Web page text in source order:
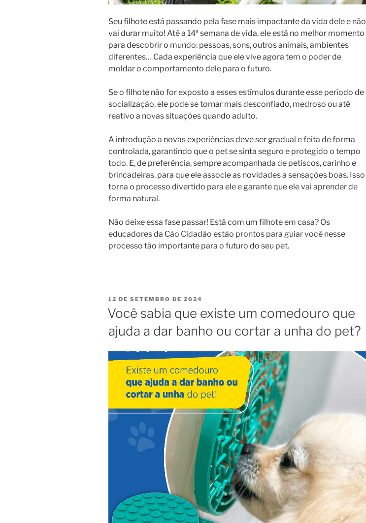
Seu filhote está passando pela fase mais impactante da vida dele e não
vai durar muito! Até a 14ª semana de vida, ele está no melhor momento
para descobrir o mundo: pessoas, sons, outros animais, ambientes
diferentes… Cada experiência que ele vive agora tem o poder de
moldar o comportamento dele para o futuro.
Se o filhote não for exposto a esses estímulos durante esse período de
socialização, ele pode se tornar mais desconfiado, medroso ou até
reativo a novas situações quando adulto.
A introdução a novas experiências deve ser gradual e feita de forma
controlada, garantindo que o pet se sinta seguro e protegido o tempo
todo. E, de preferência, sempre acompanhada de petiscos, carinho e
brincadeiras, para que ele associe as novidades a sensações boas. Isso
torna o processo divertido para ele e garante que ele vai aprender de
forma natural.
Não deixe essa fase passar! Está com um filhote em casa? Os
educadores da Cão Cidadão estão prontos para guiar você nesse
processo tão importante para o futuro do seu pet.
12 DE SETEMBRO DE 2024
Você sabia que existe um comedouro que
ajuda a dar banho ou cortar a unha do pet?